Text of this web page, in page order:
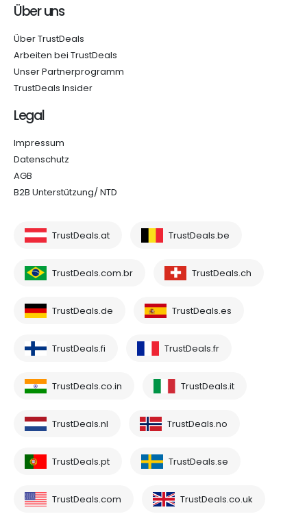
Über uns
Über TrustDeals
Arbeiten bei TrustDeals
Unser Partnerprogramm
TrustDeals Insider
Legal
Impressum
Datenschutz
AGB
B2B Unterstützung/ NTD
TrustDeals.at TrustDeals.be
TrustDeals.com.br TrustDeals.ch
TrustDeals.de TrustDeals.es
TrustDeals.fi TrustDeals.fr
TrustDeals.co.in TrustDeals.it
TrustDeals.nl TrustDeals.no
TrustDeals.pt TrustDeals.se
TrustDeals.com TrustDeals.co.uk